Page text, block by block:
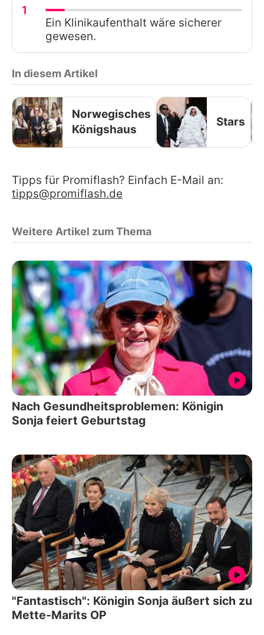
1
Ein Klinikaufenthalt wäre sicherer
gewesen.
In diesem Artikel
Norwegisches
Königshaus
Stars
Tipps für Promiflash? Einfach E-Mail an:
tipps@promiflash.de
Weitere Artikel zum Thema
Nach Gesundheitsproblemen: Königin
Sonja feiert Geburtstag
"Fantastisch": Königin Sonja äußert sich zu
Mette-Marits OP